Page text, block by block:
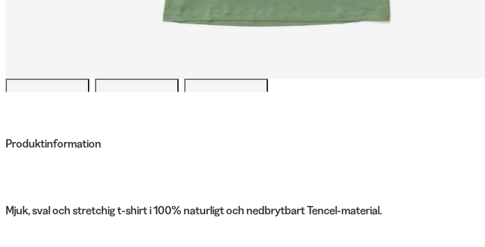
Produktinformation
Mjuk, sval och stretchig t-shirt i 100% naturligt och nedbrytbart Tencel-material.